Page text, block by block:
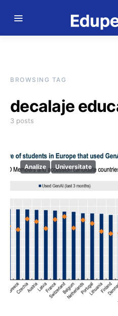
BROWSING TAG
decalaje
3 posts
Analize Universitate